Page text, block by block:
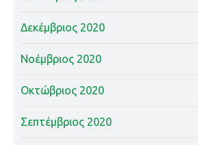
Δεκέμβριος 2020
Νοέμβριος 2020
Οκτώβριος 2020
Σεπτέμβριος 2020